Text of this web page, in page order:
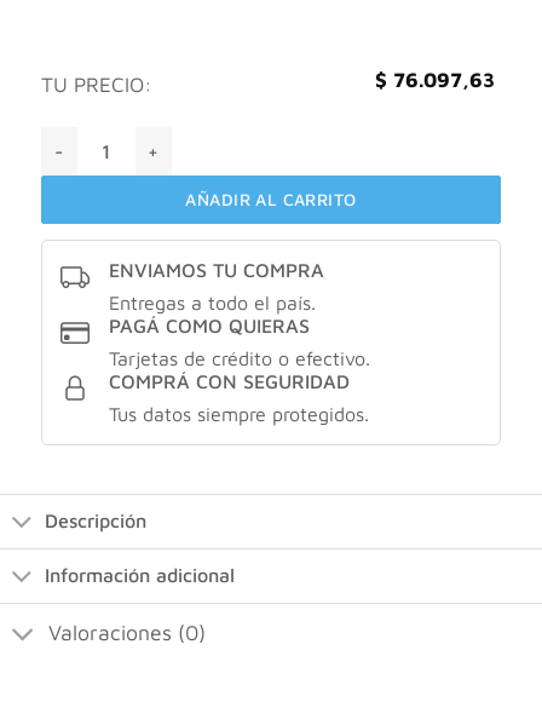
TU PRECIO: $ 76.097,63
AÑADIR AL CARRITO
ENVIAMOS TU COMPRA
Entregas a todo el país.
PAGÁ COMO QUIERAS
Tarjetas de crédito o efectivo.
COMPRÁ CON SEGURIDAD
Tus datos siempre protegidos.
Descripción
Información adicional
Valoraciones (0)